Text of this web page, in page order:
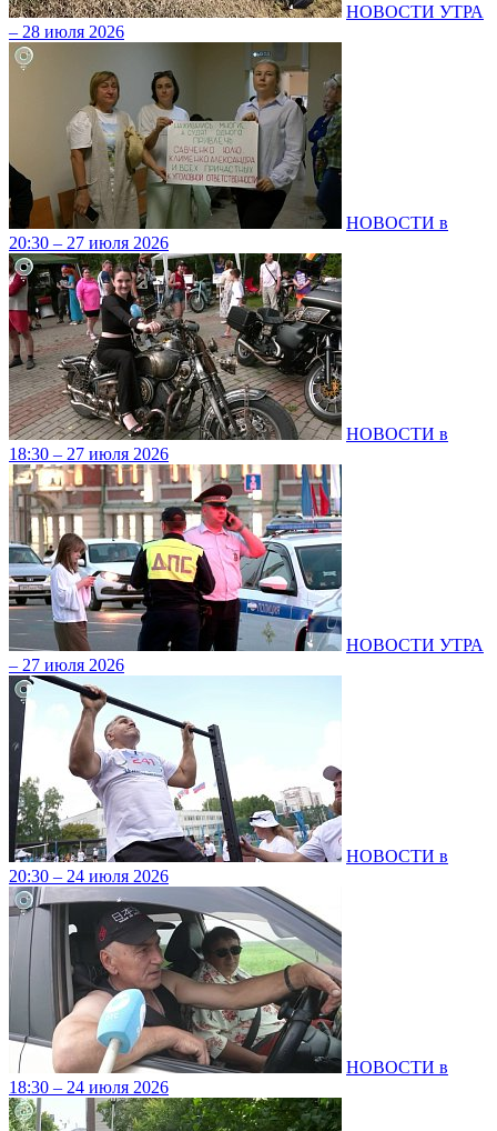
НОВОСТИ УТРА
– 28 июля 2026
НОВОСТИ в
20:30 – 27 июля 2026
НОВОСТИ в
18:30 – 27 июля 2026
НОВОСТИ УТРА
– 27 июля 2026
НОВОСТИ в
20:30 – 24 июля 2026
НОВОСТИ в
18:30 – 24 июля 2026